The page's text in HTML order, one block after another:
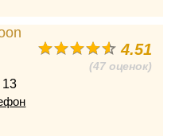
4.51
(47 оценок)
13